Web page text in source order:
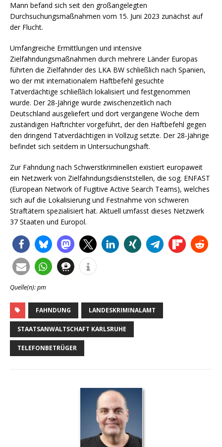
Mann befand sich seit den großangelegten
Durchsuchungsmaßnahmen vom 15. Juni 2023 zunächst auf
der Flucht.
Umfangreiche Ermittlungen und intensive
Zielfahndungsmaßnahmen durch mehrere Länder Europas
führten die Zielfahnder des LKA BW schließlich nach Spanien,
wo der mit internationalem Haftbefehl gesuchte
Tatverdächtige schließlich lokalisiert und festgenommen
wurde. Der 28-Jährige wurde zwischenzeitlich nach
Deutschland ausgeliefert und dort vergangene Woche dem
zuständigen Haftrichter vorgeführt, der den Haftbefehl gegen
den dringend Tatverdächtigen in Vollzug setzte. Der 28-Jährige
befindet sich seitdem in Untersuchungshaft.
Zur Fahndung nach Schwerstkriminellen existiert europaweit
ein Netzwerk von Zielfahndungsdienststellen, die sog. ENFAST
(European Network of Fugitive Active Search Teams), welches
sich auf die Lokalisierung und Festnahme von schweren
Straftätern spezialisiert hat. Aktuell umfasst dieses Netzwerk
37 Staaten und Europol.
Quelle(n): pm
FAHNDUNG LANDESKRIMINALAMT
STAATSANWALTSCHAFT KARLSRUHE
TELEFONBETRÜGER